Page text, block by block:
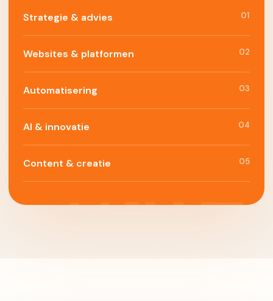
Strategie & advies 01
Websites & platformen 02
Automatisering 03
AI & innovatie 04
Content & creatie 05